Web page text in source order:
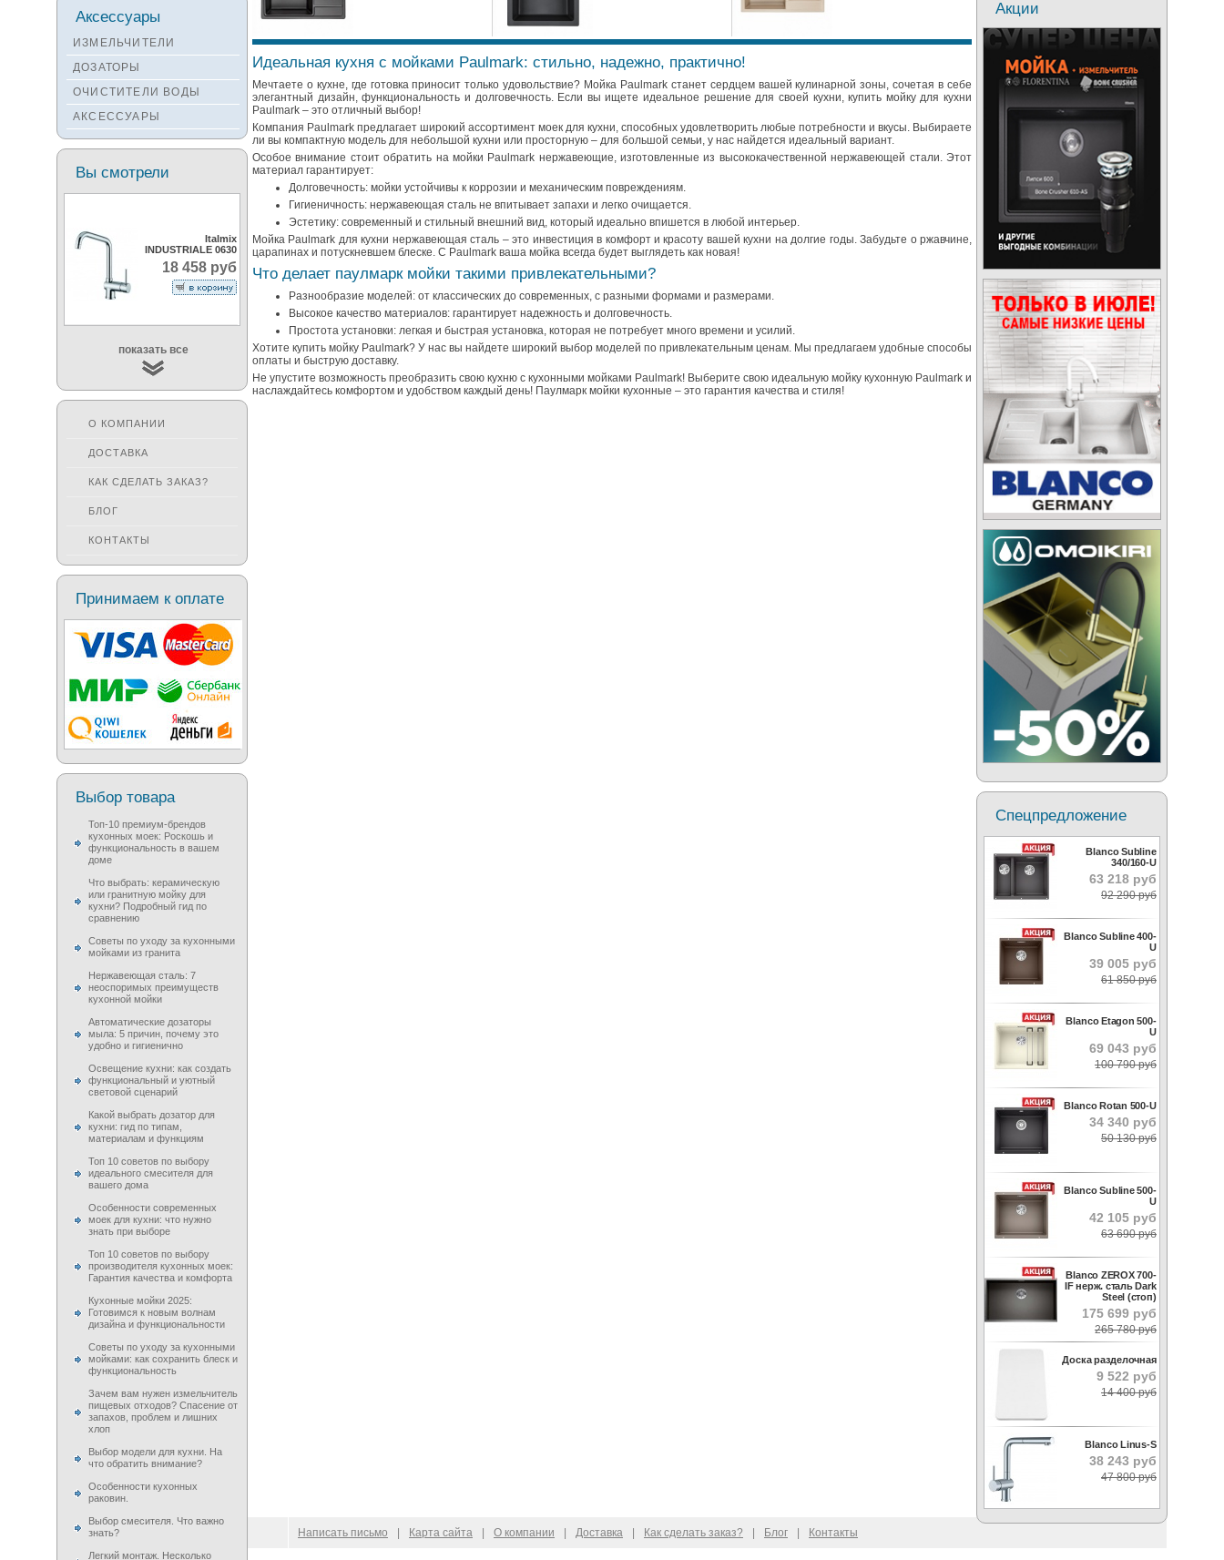
Идеальная кухня с мойками Paulmark: стильно, надежно, практично!
Мечтаете о кухне, где готовка приносит только удовольствие? Мойка Paulmark станет сердцем вашей кулинарной зоны, сочетая в себе
элегантный дизайн, функциональность и долговечность. Если вы ищете идеальное решение для своей кухни, купить мойку для кухни
Paulmark – это отличный выбор!
Компания Paulmark предлагает широкий ассортимент моек для кухни, способных удовлетворить любые потребности и вкусы. Выбираете
ли вы компактную модель для небольшой кухни или просторную – для большой семьи, у нас найдется идеальный вариант.
Особое внимание стоит обратить на мойки Paulmark нержавеющие, изготовленные из высококачественной нержавеющей стали. Этот
материал гарантирует:
Долговечность: мойки устойчивы к коррозии и механическим повреждениям.
Гигиеничность: нержавеющая сталь не впитывает запахи и легко очищается.
Эстетику: современный и стильный внешний вид, который идеально впишется в любой интерьер.
Мойка Paulmark для кухни нержавеющая сталь – это инвестиция в комфорт и красоту вашей кухни на долгие годы. Забудьте о ржавчине,
царапинах и потускневшем блеске. С Paulmark ваша мойка всегда будет выглядеть как новая!
Что делает паулмарк мойки такими привлекательными?
Разнообразие моделей: от классических до современных, с разными формами и размерами.
Высокое качество материалов: гарантирует надежность и долговечность.
Простота установки: легкая и быстрая установка, которая не потребует много времени и усилий.
Хотите купить мойку Paulmark? У нас вы найдете широкий выбор моделей по привлекательным ценам. Мы предлагаем удобные способы
оплаты и быструю доставку.
Не упустите возможность преобразить свою кухню с кухонными мойками Paulmark! Выберите свою идеальную мойку кухонную Paulmark и
наслаждайтесь комфортом и удобством каждый день! Паулмарк мойки кухонные – это гарантия качества и стиля!
Смесители KANTERA
Смесители SEAMAN
Смесители
Zigmund&Shtain
Смесители OULIN
Смесители под бронзу
Аксессуары
ИЗМЕЛЬЧИТЕЛИ
ДОЗАТОРЫ
ОЧИСТИТЕЛИ ВОДЫ
АКСЕССУАРЫ
Вы смотрели
Italmix
INDUSTRIALE 0630
18 458 руб
показать все
О КОМПАНИИ
ДОСТАВКА
КАК СДЕЛАТЬ ЗАКАЗ?
БЛОГ
КОНТАКТЫ
Принимаем к оплате
Выбор товара
Топ-10 премиум-брендов
кухонных моек: Роскошь и
функциональность в вашем
доме
Что выбрать: керамическую
или гранитную мойку для
кухни? Подробный гид по
сравнению
Советы по уходу за кухонными
мойками из гранита
Нержавеющая сталь: 7
неоспоримых преимуществ
кухонной мойки
Автоматические дозаторы
мыла: 5 причин, почему это
удобно и гигиенично
Освещение кухни: как создать
функциональный и уютный
световой сценарий
Какой выбрать дозатор для
кухни: гид по типам,
материалам и функциям
Топ 10 советов по выбору
идеального смесителя для
вашего дома
Особенности современных
моек для кухни: что нужно
знать при выборе
Топ 10 советов по выбору
производителя кухонных моек:
Гарантия качества и комфорта
Кухонные мойки 2025:
Готовимся к новым волнам
дизайна и функциональности
Советы по уходу за кухонными
мойками: как сохранить блеск и
функциональность
Зачем вам нужен измельчитель
пищевых отходов? Спасение от
запахов, проблем и лишних
хлоп
Выбор модели для кухни. На
что обратить внимание?
Особенности кухонных
раковин.
Выбор смесителя. Что важно
знать?
Легкий монтаж. Несколько
Акции
Спецпредложение
Blanco Subline
340/160-U
63 218 руб
92 290 руб
Blanco Subline 400-
U
39 005 руб
61 850 руб
Blanco Etagon 500-
U
69 043 руб
100 790 руб
Blanco Rotan 500-U
34 340 руб
50 130 руб
Blanco Subline 500-
U
42 105 руб
63 690 руб
Blanco ZEROX 700-
IF нерж. сталь Dark
Steel (стоп)
175 699 руб
265 780 руб
Доска разделочная
9 522 руб
14 400 руб
Blanco Linus-S
38 243 руб
47 800 руб
© 2009–2026 Написать письмо Карта сайта О компании Доставка Как сделать заказ? Блог Контакты